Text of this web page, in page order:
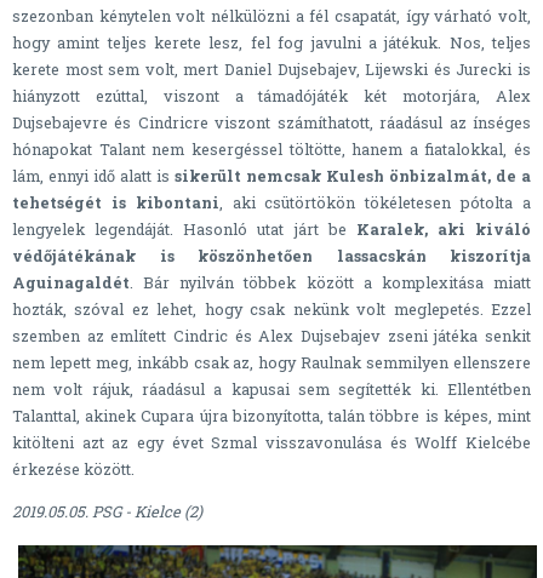
szezonban kénytelen volt nélkülözni a fél csapatát, így várható volt,
hogy amint teljes kerete lesz, fel fog javulni a játékuk. Nos, teljes
kerete most sem volt, mert Daniel Dujsebajev, Lijewski és Jurecki is
hiányzott ezúttal, viszont a támadójáték két motorjára, Alex
Dujsebajevre és Cindricre viszont számíthatott, ráadásul az ínséges
hónapokat Talant nem kesergéssel töltötte, hanem a fiatalokkal, és
lám, ennyi idő alatt is sikerült nemcsak Kulesh önbizalmát, de a
tehetségét is kibontani , aki csütörtökön tökéletesen pótolta a
lengyelek legendáját. Hasonló utat járt be Karalek, aki kiváló
védőjátékának is köszönhetően lassacskán kiszorítja
Aguinagaldét . Bár nyilván többek között a komplexitása miatt
hozták, szóval ez lehet, hogy csak nekünk volt meglepetés. Ezzel
szemben az említett Cindric és Alex Dujsebajev zseni játéka senkit
nem lepett meg, inkább csak az, hogy Raulnak semmilyen ellenszere
nem volt rájuk, ráadásul a kapusai sem segítették ki. Ellentétben
Talanttal, akinek Cupara újra bizonyította, talán többre is képes, mint
kitölteni azt az egy évet Szmal visszavonulása és Wolff Kielcébe
érkezése között.
2019.05.05. PSG - Kielce (2)